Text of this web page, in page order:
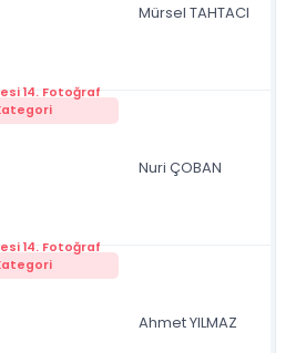
Mürsel TAHTACI
14. Fotoğraf
Nuri ÇOBAN
14. Fotoğraf
Ahmet YILMAZ